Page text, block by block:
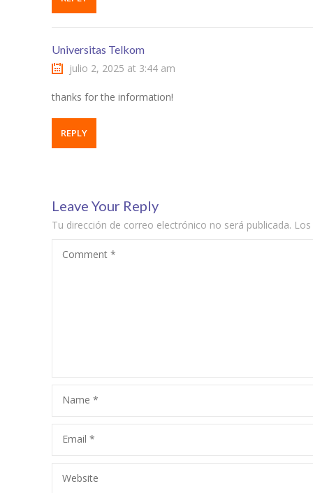
Universitas Telkom
julio 2, 2025 at 3:44 am
thanks for the information!
REPLY
Leave Your Reply
Tu dirección de correo electrónico no será publicada.
Comment *
Name *
Email *
Website